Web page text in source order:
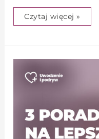
Czytaj więcej »
z
tymi
kobiet